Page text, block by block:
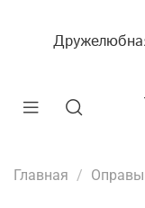
Главная Оправы